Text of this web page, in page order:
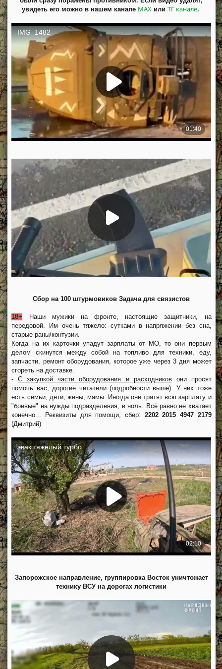
увидеть его можно в нашем канале MAX или ТГ канале.
Сбор на 100 штурмовиков Задача для связистов
18+ Наши мужики на фронте, настоящие защитники, на
передовой. Им очень тяжело: сутками в напряжении без сна,
старые раны/контузии.
Когда на их карточки упадут зарплаты от МО, то они первым
делом скинутся между собой на топливо для техники, еду,
запчасти, ремонт оборудования, которое уже через 3 дня может
сгореть на доставке.
-С закупкой части оборудования и расходниковони просят
помочь вас, дорогие читатели (подробности выше). У них тоже
есть семьи, дети, жены, мамы. Иногда они тратят всю зарплату и
"боевые" на нужды подразделения, в ноль. Всё равно не хватает
конечно... Реквизиты для помощи, сбер: 2202 2015 4947 2179
(Дмитрий)
Запорожское направление, группировка Восток уничтожает
технику ВСУ на дорогах логистики